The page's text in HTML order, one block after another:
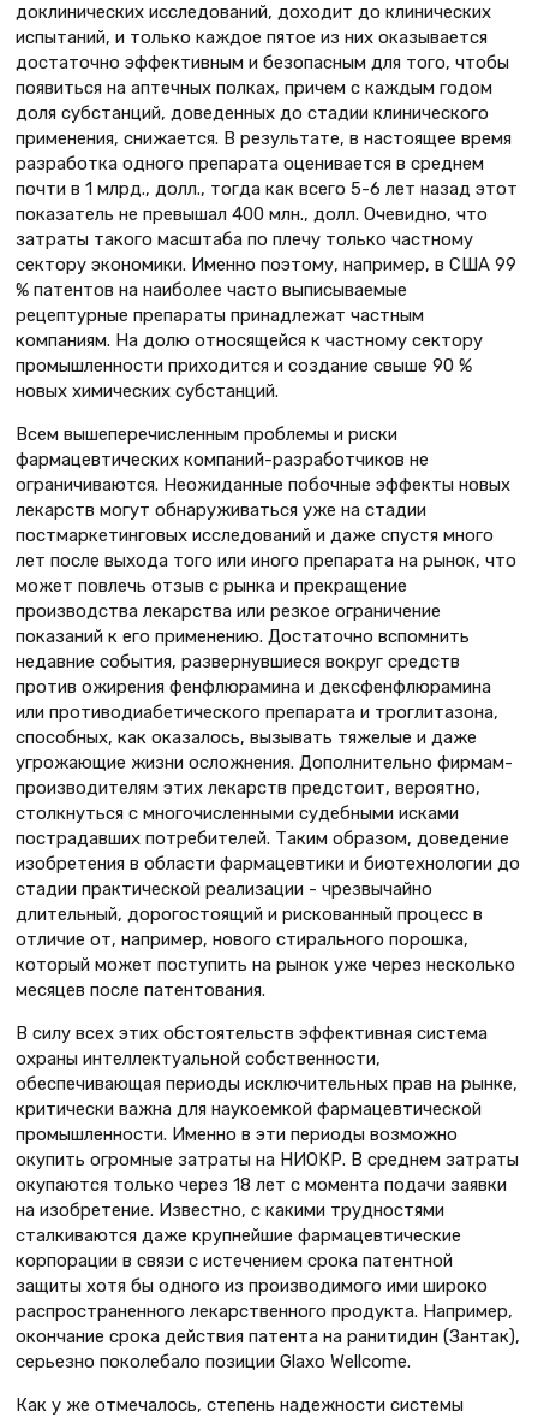
доклинических исследований, доходит до клинических
испытаний, и только каждое пятое из них оказывается
достаточно эффективным и безопасным для того, чтобы
появиться на аптечных полках, причем с каждым годом
доля субстанций, доведенных до стадии клинического
применения, снижается. В результате, в настоящее время
разработка одного препарата оценивается в среднем
почти в 1 млрд., долл., тогда как всего 5-6 лет назад этот
показатель не превышал 400 млн., долл. Очевидно, что
затраты такого масштаба по плечу только частному
сектору экономики. Именно поэтому, например, в США 99
% патентов на наиболее часто выписываемые
рецептурные препараты принадлежат частным
компаниям. На долю относящейся к частному сектору
промышленности приходится и создание свыше 90 %
новых химических субстанций.
Всем вышеперечисленным проблемы и риски
фармацевтических компаний-разработчиков не
ограничиваются. Неожиданные побочные эффекты новых
лекарств могут обнаруживаться уже на стадии
постмаркетинговых исследований и даже спустя много
лет после выхода того или иного препарата на рынок, что
может повлечь отзыв с рынка и прекращение
производства лекарства или резкое ограничение
показаний к его применению. Достаточно вспомнить
недавние события, развернувшиеся вокруг средств
против ожирения фенфлюрамина и дексфенфлюрамина
или противодиабетического препарата и троглитазона,
способных, как оказалось, вызывать тяжелые и даже
угрожающие жизни осложнения. Дополнительно фирмам-
производителям этих лекарств предстоит, вероятно,
столкнуться с многочисленными судебными исками
пострадавших потребителей. Таким образом, доведение
изобретения в области фармацевтики и биотехнологии до
стадии практической реализации - чрезвычайно
длительный, дорогостоящий и рискованный процесс в
отличие от, например, нового стирального порошка,
который может поступить на рынок уже через несколько
месяцев после патентования.
В силу всех этих обстоятельств эффективная система
охраны интеллектуальной собственности,
обеспечивающая периоды исключительных прав на рынке,
критически важна для наукоемкой фармацевтической
промышленности. Именно в эти периоды возможно
окупить огромные затраты на НИОКР. В среднем затраты
окупаются только через 18 лет с момента подачи заявки
на изобретение. Известно, с какими трудностями
сталкиваются даже крупнейшие фармацевтические
корпорации в связи с истечением срока патентной
защиты хотя бы одного из производимого ими широко
распространенного лекарственного продукта. Например,
окончание срока действия патента на ранитидин (Зантак),
серьезно поколебало позиции Glaxo Wellcome.
Как у же отмечалось, степень надежности системы